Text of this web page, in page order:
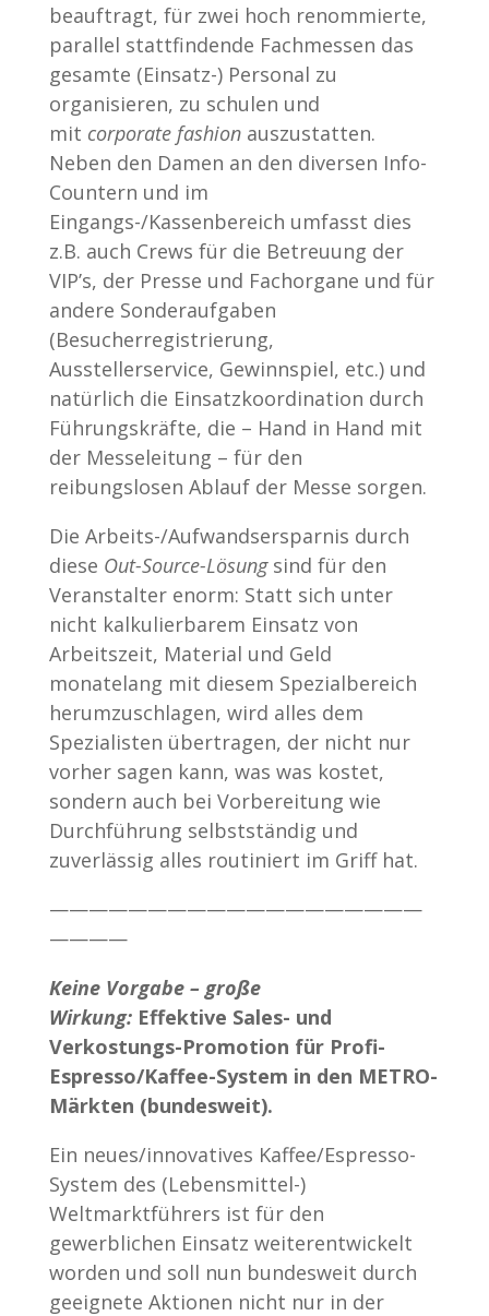
beauftragt, für zwei hoch renommierte,
parallel stattfindende Fachmessen das
gesamte (Einsatz-) Personal zu
organisieren, zu schulen und
mit corporate fashionauszustatten.
Neben den Damen an den diversen Info-
Countern und im
Eingangs-/Kassenbereich umfasst dies
z.B. auch Crews für die Betreuung der
VIP’s, der Presse und Fachorgane und für
andere Sonderaufgaben
(Besucherregistrierung,
Ausstellerservice, Gewinnspiel, etc.) und
natürlich die Einsatzkoordination durch
Führungskräfte, die – Hand in Hand mit
der Messeleitung – für den
reibungslosen Ablauf der Messe sorgen.
Die Arbeits-/Aufwandsersparnis durch
diese Out-Source-Lösungsind für den
Veranstalter enorm: Statt sich unter
nicht kalkulierbarem Einsatz von
Arbeitszeit, Material und Geld
monatelang mit diesem Spezialbereich
herumzuschlagen, wird alles dem
Spezialisten übertragen, der nicht nur
vorher sagen kann, was was kostet,
sondern auch bei Vorbereitung wie
Durchführung selbstständig und
zuverlässig alles routiniert im Griff hat.
———————————————————
————
Keine Vorgabe – große
Wirkung:Effektive Sales- und
Verkostungs-Promotion für Profi-
Espresso/Kaffee-System in den METRO-
Märkten (bundesweit).
Ein neues/innovatives Kaffee/Espresso-
System des (Lebensmittel-)
Weltmarktführers ist für den
gewerblichen Einsatz weiterentwickelt
worden und soll nun bundesweit durch
geeignete Aktionen nicht nur in der